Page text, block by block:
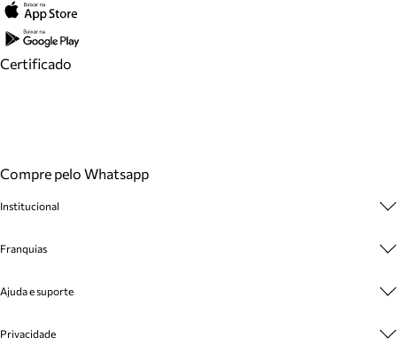
Certificado
Compre pelo Whatsapp
Institucional
Cashback
Venda Corporativa
Mapa do Site
Franquias
Plano de Negócio
Ajuda e suporte
Cadastro
Privacidade